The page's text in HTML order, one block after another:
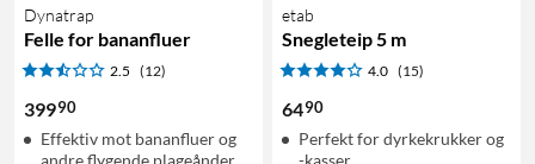
Dynatrap
Felle for bananfluer
2.5 (12)
39990
Effektiv mot bananfluer og
andre flygende plageånder
etab
Snegleteip 5 m
4.0 (15)
6490
Perfekt for dyrkekrukker og
-kasser